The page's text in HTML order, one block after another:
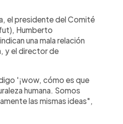
el presidente del Comité
Humberto
una mala relación
y el director de
'¡wow, cómo es que
humana. Somos
las mismas ideas",